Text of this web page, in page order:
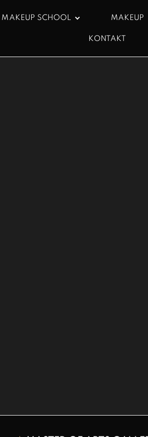
MAKEUP SCHOOL
Bazne obuke
MAKEUP
KONTAKT